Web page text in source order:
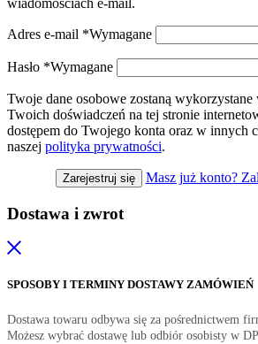
wiadomościach e-mail.
Adres e-mail *Wymagane
Hasło *Wymagane
Twoje dane osobowe zostaną
Twoich doświadczeń na tej stronie
dostępem do Twojego konta oraz w innych
naszej polityka prywatności.
Zarejestruj się Masz już konto?
Dostawa i zwrot
SPOSOBY I TERMINY DOSTAWY ZAMÓWIEŃ
Dostawa towaru odbywa się za pośrednictwem
Możesz wybrać dostawę lub odbiór osobisty w